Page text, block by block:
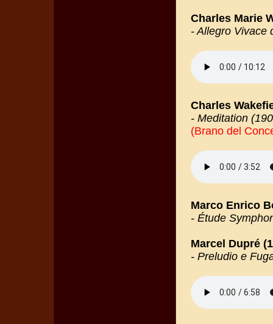
Charles Marie
- Allegro Vivace
Charles
- Meditation
(Brano del
Marco Enrico
- Étude
Marcel Dupré
- Preludio e